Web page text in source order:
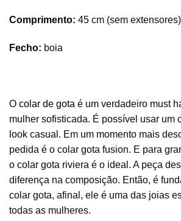
Comprimento: 45 cm (sem extensores)
Fecho: boia
O colar de gota é um verdadeiro must
mulher sofisticada. É possível usar um
look casual. Em um momento mais
pedida é o colar gota fusion. E para
o colar gota riviera é o ideal. A peça
diferença na composição. Então, é
colar gota, afinal, ele é uma das joias
todas as mulheres.